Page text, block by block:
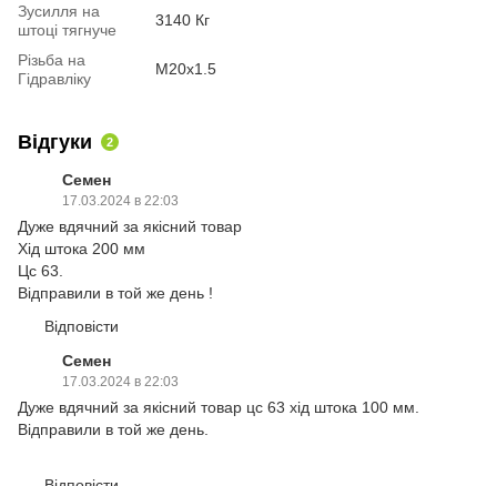
Зусилля на
штоці тягнуче
3140 Кг
Різьба на
Гідравліку
М20х1.5
Відгуки 2
Семен
17.03.2024 в 22:03
Дуже вдячний за якісний товар
Хід штока 200 мм
Цс 63.
Відправили в той же день !
Відповісти
Семен
17.03.2024 в 22:03
Дуже вдячний за якісний товар цс 63 хід штока 100 мм.
Відправили в той же день.